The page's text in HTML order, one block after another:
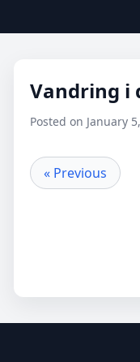
Vandring i
Posted on January
« Previous